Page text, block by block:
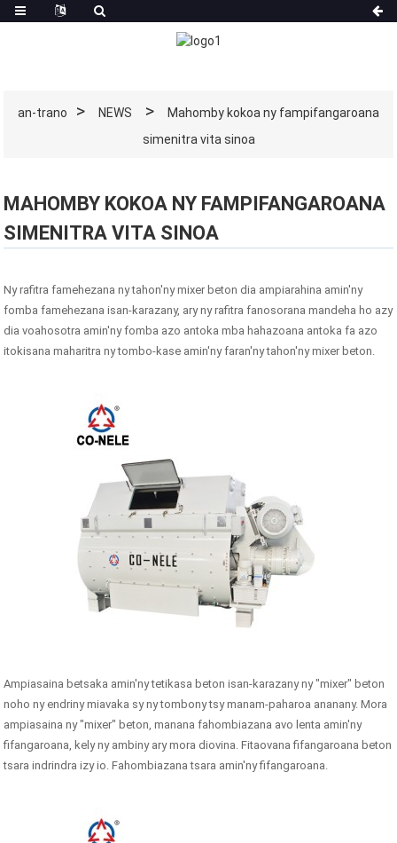
an-trano NEWS
Mahomby kokoa ny fampifangaroana
simenitra vita sinoa
MAHOMBY KOKOA NY FAMPIFANGAROANA
SIMENITRA VITA SINOA
Ny rafitra famehezana ny tahon'ny mixer beton dia ampiarahina amin'ny
fomba famehezana isan-karazany, ary ny rafitra fanosorana mandeha ho azy
dia voahosotra amin'ny fomba azo antoka mba hahazoana antoka fa azo
itokisana maharitra ny tombo-kase amin'ny faran'ny tahon'ny mixer beton.
Ampiasaina betsaka amin'ny tetikasa beton isan-karazany ny "mixer" beton
noho ny endriny miavaka sy ny tombony tsy manam-paharoa ananany. Mora
ampiasaina ny "mixer" beton, manana fahombiazana avo lenta amin'ny
fifangaroana, kely ny ambiny ary mora diovina. Fitaovana fifangaroana beton
tsara indrindra izy io. Fahombiazana tsara amin'ny fifangaroana.